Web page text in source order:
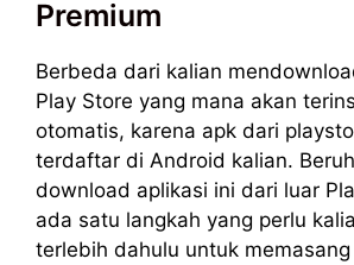
Premium
Berbeda dari kalian
Play Store yang mana akan
otomatis, karena apk dari
terdaftar di Android kalian.
download aplikasi ini dari luar
ada satu langkah yang perlu
terlebih dahulu untuk